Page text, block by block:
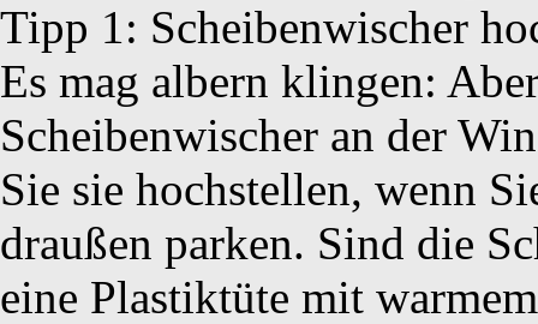
Tipp 1: Scheibenwischer
Es mag albern klingen:
Scheibenwischer an der
Sie sie hochstellen, wenn
draußen parken. Sind die
eine Plastiktüte mit